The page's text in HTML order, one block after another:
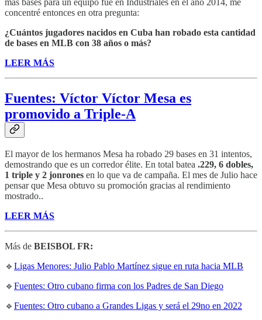
concentré entonces en otra pregunta:
¿Cuántos jugadores nacidos en Cuba han robado esta cantidad
de bases en MLB con 38 años o más?
LEER MÁS
Fuentes: Víctor Víctor Mesa es
promovido a Triple-A
El mayor de los hermanos Mesa ha robado 29 bases en 31 intentos,
demostrando que es un corredor élite. En total batea .229, 6 dobles,
1 triple y 2 jonrones en lo que va de campaña. El mes de Julio hace
pensar que Mesa obtuvo su promoción gracias al rendimiento
mostrado..
LEER MÁS
Más de BEISBOL FR:
🔹 Ligas Menores: Julio Pablo Martínez sigue en ruta hacia MLB
🔹 Fuentes: Otro cubano firma con los Padres de San Diego
🔹 Fuentes: Otro cubano a Grandes Ligas y será el 29no en 2022